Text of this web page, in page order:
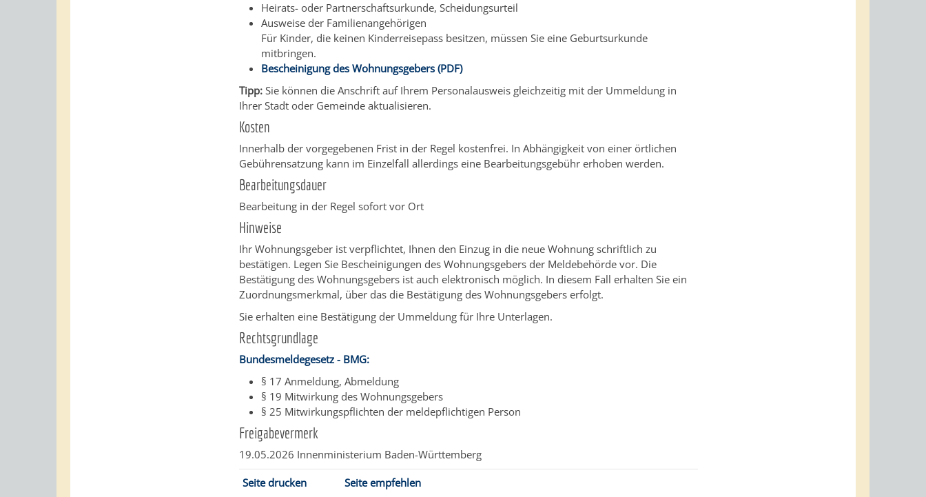
Heirats- oder Partnerschaftsurkunde, Scheidungsurteil
Ausweise der Familienangehörigen
Für Kinder, die keinen Kinderreisepass besitzen, müssen Sie eine Geburtsurkunde
mitbringen.
Bescheinigung des Wohnungsgebers (PDF)
Tipp:Sie können die Anschrift auf Ihrem Personalausweis gleichzeitig mit der Ummeldung in
Ihrer Stadt oder Gemeinde aktualisieren.
Kosten
Innerhalb der vorgegebenen Frist in der Regel kostenfrei. In Abhängigkeit von einer örtlichen
Gebührensatzung kann im Einzelfall allerdings eine Bearbeitungsgebühr erhoben werden.
Bearbeitungsdauer
Bearbeitung in der Regel sofort vor Ort
Hinweise
Ihr Wohnungsgeber ist verpflichtet, Ihnen den Einzug in die neue Wohnung schriftlich zu
bestätigen. Legen Sie Bescheinigungen des Wohnungsgebers der Meldebehörde vor. Die
Bestätigung des Wohnungsgebers ist auch elektronisch möglich. In diesem Fall erhalten Sie ein
Zuordnungsmerkmal, über das die Bestätigung des Wohnungsgebers erfolgt.
Sie erhalten eine Bestätigung der Ummeldung für Ihre Unterlagen.
Rechtsgrundlage
Bundesmeldegesetz - BMG:
§ 17 Anmeldung, Abmeldung
§ 19 Mitwirkung des Wohnungsgebers
§ 25 Mitwirkungspflichten der meldepflichtigen Person
Freigabevermerk
19.05.2026 Innenministerium Baden-Württemberg
Seite drucken Seite empfehlen